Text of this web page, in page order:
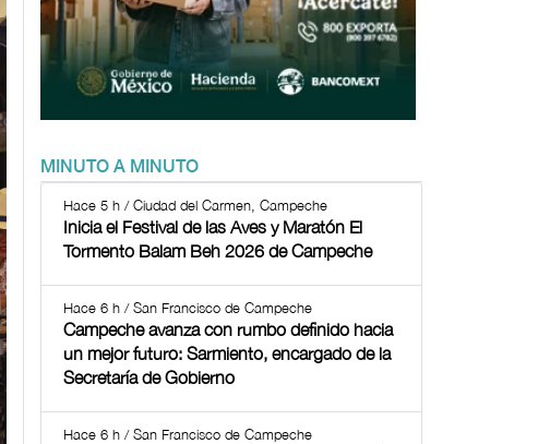
MINUTO A MINUTO
Hace 5 h / Ciudad del Carmen, Campeche
Inicia el Festival de las Aves y Maratón El
Tormento Balam Beh 2026 de Campeche
Hace 6 h / San Francisco de Campeche
Campeche avanza con rumbo definido hacia
un mejor futuro: Sarmiento, encargado de la
Secretaría de Gobierno
Hace 6 h / San Francisco de Campeche